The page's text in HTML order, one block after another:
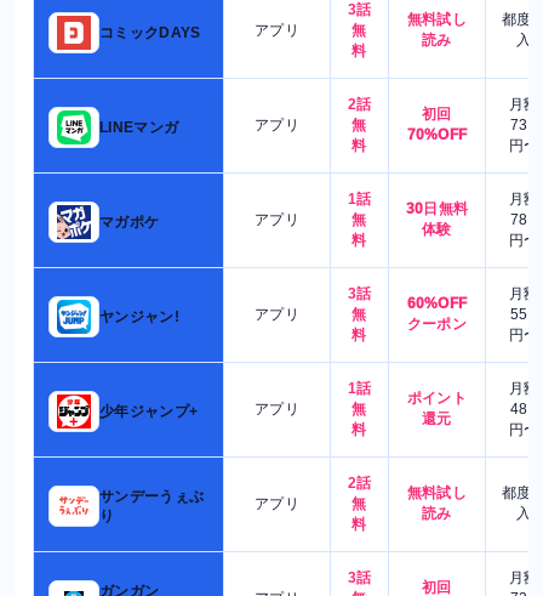
コミックDAYS アプリ
3話
無
料
無料試し
読み
都度
入
LINEマンガ アプリ
2話
無
料
初回
70%OFF
月額
730
円〜
マガポケ アプリ
1話
無
料
30日無料
体験
月額
780
円〜
ヤンジャン! アプリ
3話
無
料
60%OFF
クーポン
月額
550
円〜
少年ジャンプ+ アプリ
1話
無
料
ポイント
還元
月額
480
円〜
サンデーうぇぶ
り
アプリ
2話
無
料
無料試し
読み
都度
入
ガンガン
3話
初回
月額